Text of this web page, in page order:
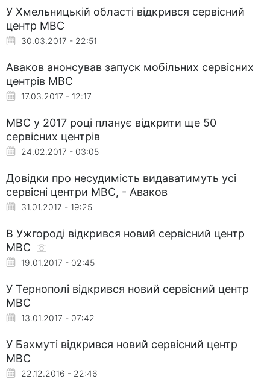
У Хмельницькій області відкрився сервісний
центр МВС
30.03.2017 - 22:51
Аваков анонсував запуск мобільних сервісних
центрів МВС
17.03.2017 - 12:17
МВС у 2017 році планує відкрити ще 50
сервісних центрів
24.02.2017 - 03:05
Довідки про несудимість видаватимуть усі
сервісні центри МВС, - Аваков
31.01.2017 - 19:25
В Ужгороді відкрився новий сервісний центр
МВС
19.01.2017 - 02:45
У Тернополі відкрився новий сервісний центр
МВС
13.01.2017 - 07:42
У Бахмуті відкрився новий сервісний центр
МВС
22.12.2016 - 22:46